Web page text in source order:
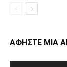
ΑΦΗΣΤΕ ΜΙΑ